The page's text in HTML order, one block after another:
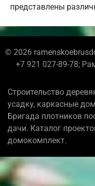
представлены
© 2026
+7 921 027-89-78;
Строительство
усадку, каркасные
Бригада плотников
дачи. Каталог
домокомплект.